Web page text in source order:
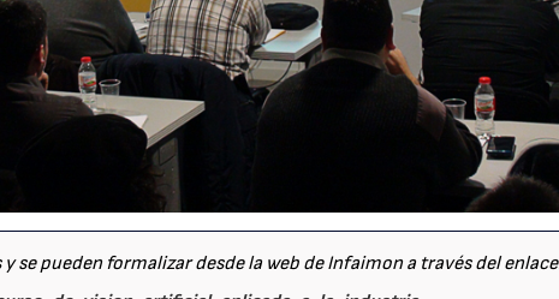
se pueden formalizar desde la web de Infaimon a través del